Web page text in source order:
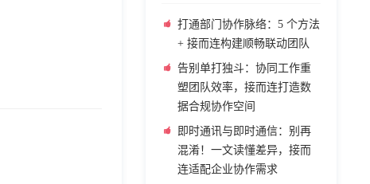
打通部门协作脉络：5 个方法
+ 接而连构建顺畅联动团队
告别单打独斗：协同工作重
塑团队效率，接而连打造数
据合规协作空间
即时通讯与即时通信：别再
混淆！一文读懂差异，接而
连适配企业协作需求